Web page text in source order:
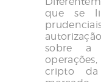
que se
sobre a
cripto